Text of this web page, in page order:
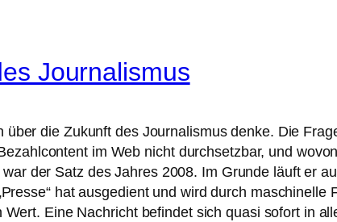
Journalismus
über die Zukunft des Journalismus denke. Die
im Web nicht durchsetzbar, und
war der Satz des Jahres 2008. Im Grunde läuft er
hat ausgedient und wird durch
Eine Nachricht befindet sich quasi sofort in